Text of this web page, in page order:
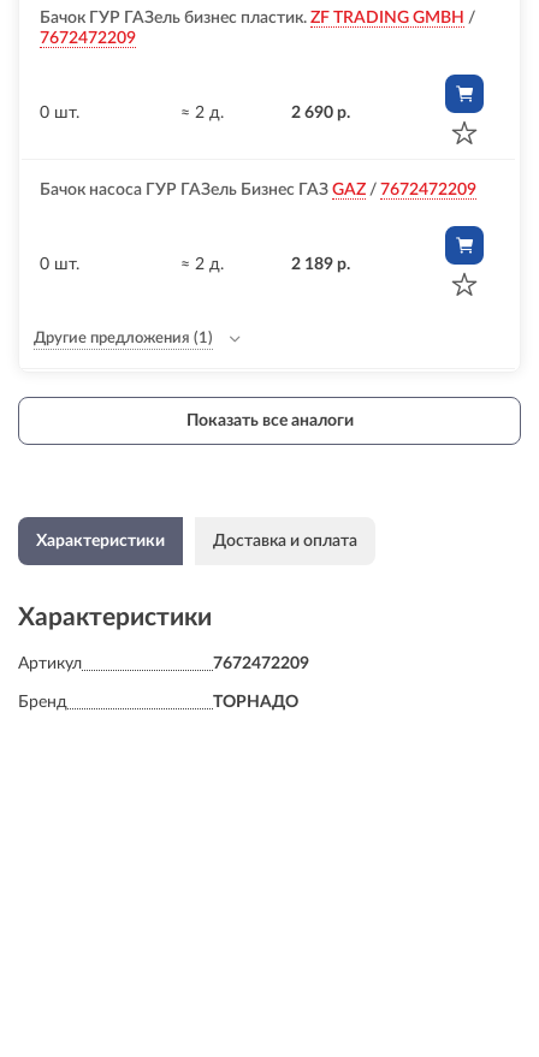
Бачок ГУР ГАЗель бизнес пластик. ZF TRADING GMBH /
7672472209
0 шт. ≈ 2 д. 2 690 р.
Бачок насоса ГУР ГАЗель Бизнес ГАЗ GAZ / 7672472209
0 шт. ≈ 2 д. 2 189 р.
Другие предложения (1)
Показать все аналоги
Характеристики Доставка и оплата
Характеристики
Артикул 7672472209
Бренд ТОРНАДО